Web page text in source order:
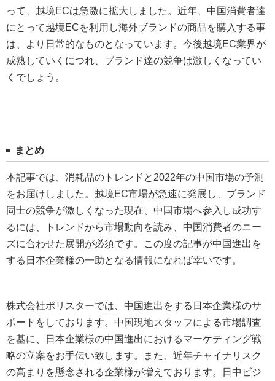
って、越境ECは急激に拡大しました。近年、中国消費者達
にとって越境ECを利用し海外ブランドの商品を購入する事
は、より日常的なものとなっています。今後越境EC業界が
成熟していくにつれ、ブランド達の競争は激しくなってい
くでしょう。
まとめ
本記事では、消耗品のトレンドと2022年の中国市場の予測
をお届けしました。越境EC市場が急速に発展し、ブランド
同士の競争が激しくなった現在、中国市場へ参入し成功す
るには、トレンドから市場動向を読み、中国消費者のニー
ズに合わせた展開が必須です。この度の記事が中国進出を
する日本企業様の一助となる情報になれば幸いです。
株式会社ポリスターでは、中国進出をする日本企業様のサ
ポートをしております。中国現地スタッフによる市場調査
を基に、日本企業様の中国進出におけるマーケティング戦
略の立案をお手伝い致します。また、近年チャイナリスク
の高まりを懸念される企業様が増えております。日中ビジ